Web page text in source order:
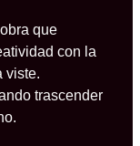
que
con la
viste.
trascender